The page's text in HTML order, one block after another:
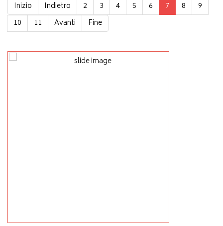
Inizio Indietro 2 3 4 5 6 7 8
9
10
11 Avanti Fine